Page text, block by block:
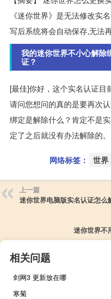
《迷你世界》是无法修改实
写后系统将会自动保存,无法再
我的迷你世界不小心解除
证？
[最佳]你好，这个实名认证目
请问您想问的真的是要再次
绑定是解除什么？肯定不是
定了之后就没有办法解除的。
网络标签： 世界
上一篇
迷你世界电脑版实名认证怎么
迷你世界不
相关问题
剑网3 更新放在哪
寒菊